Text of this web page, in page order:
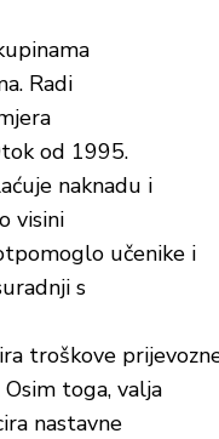
Radi
od 1995.
naknadu i
visini
učenike i
s
troškove
toga, valja
nastavne